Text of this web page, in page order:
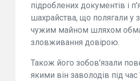
підроблених документів і
шахрайства, що полягали у
чужим майном шляхом
зловживання довірою.
Також його зобов'язали
якими він заволодів під час